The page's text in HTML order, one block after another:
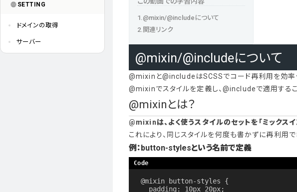
SETTING
ドメインの取得
サーバー
@mixin/@includeについて
関連リンク
@mixin/@includeについて
@mixinと@includeはSCSSでコード再利用を効率
@mixinでスタイルを定義し、@includeで適用する
@mixinとは？
@mixinは、よく使うスタイルのセットを「ミックス
これにより、同じスタイルを何度も書かずに再利用
例：button-stylesという名前で定義
@mixin button-styles {